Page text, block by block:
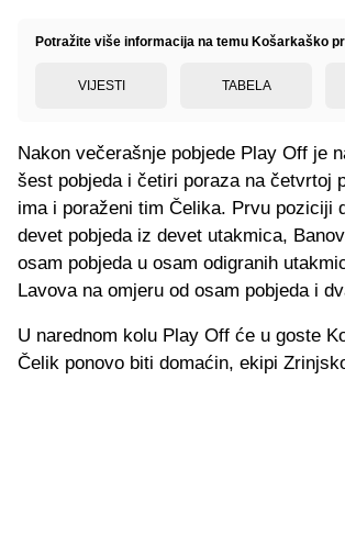
Potražite više informacija na temu Košarkaško
VIJESTI TABELA
Nakon večerašnje pobjede Play Off je
šest pobjeda i četiri poraza na četvrtoj
ima i poraženi tim Čelika. Prvu poziciji
devet pobjeda iz devet utakmica,
osam pobjeda u osam odigranih
Lavova na omjeru od osam pobjeda i
U narednom kolu Play Off će u goste
Čelik ponovo biti domaćin, ekipi